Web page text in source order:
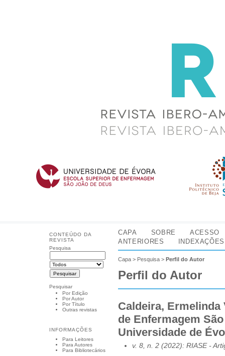
CONTEÚDO DA
REVISTA
Pesquisa
Pesquisar
Por Edição
Por Autor
Por Título
Outras revistas
INFORMAÇÕES
Para Leitores
Para Autores
Para Bibliotecários
CAPA SOBRE
ACESSO
ANTERIORES
INDEXAÇÕES
Capa > Pesquisa >Perfil do Autor
Perfil do Autor
Caldeira, Ermelinda
de Enfermagem
Universidade de
v. 8, n. 2 (2022): RIASE-